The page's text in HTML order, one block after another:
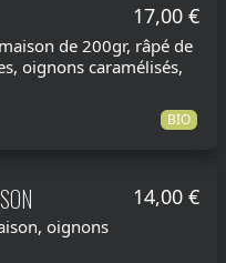
17,00 €
de 200gr, râpé de
oignons caramélisés,
BIO
14,00 €
oignons